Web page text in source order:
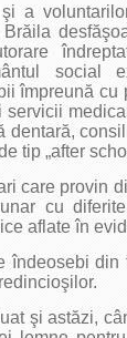
a
social
împreună cu
dentară,
tip „after
care provin
cu
aflate în
îndeosebi din
şi astăzi,